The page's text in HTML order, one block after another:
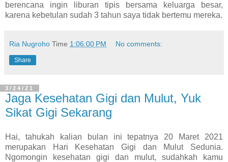
berencana ingin liburan tipis bersama keluarga besar,
karena kebetulan sudah 3 tahun saya tidak bertemu mereka.
Ria Nugroho Time 1:06:00 PM No comments:
Share
3/24/21
Jaga Kesehatan Gigi dan Mulut, Yuk
Sikat Gigi Sekarang
Hai, tahukah kalian bulan ini tepatnya 20 Maret 2021
merupakan Hari Kesehatan Gigi dan Mulut Sedunia.
Ngomongin kesehatan gigi dan mulut, sudahkah kamu